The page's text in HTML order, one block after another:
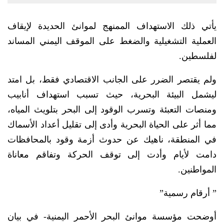
يأتي ذلك الاستهداف الممنهج لموانئ الحديدة لإيقاف
العملية التشغيلية والضغط على الموقف اليمني المساند
لفلسطين.
ولم يقتصر الضرر على الجانب الاقتصادي فقط، بل امتد
ليشمل البيئة البحرية، حيث تسبب استهداف أنابيب
ومنصات التعبئة وتسرب الوقود إلى البحر بتلويث المياه،
مما أثر على الحياة البحرية وأدى إلى تقليل أعداد الأسماك
في المنطقة، ناهيك عن حدوث أزمة وقود بالمحافظات
دامت لأيام وأدت إلى توقف الحركة وتفاقم معاناة
المواطنين.
” أرقام رسمية”
أوضحت مؤسسة موانئ البحر الأحمر اليمنية- في بيان